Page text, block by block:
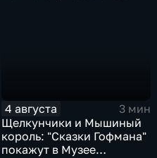
4 августа
3 мин
Щелкунчики и Мышиный
король: "Сказки Гофмана"
покажут в Музее